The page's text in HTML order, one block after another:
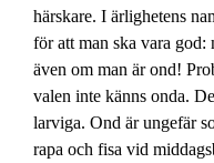
härskare. I ärlighetens
för att man ska vara
även om man är ond!
valen inte känns onda.
larviga. Ond är ungefär
rapa och fisa vid